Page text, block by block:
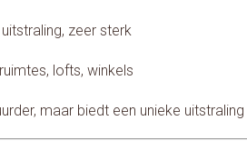
zeer sterk
lofts, winkels
maar biedt een unieke